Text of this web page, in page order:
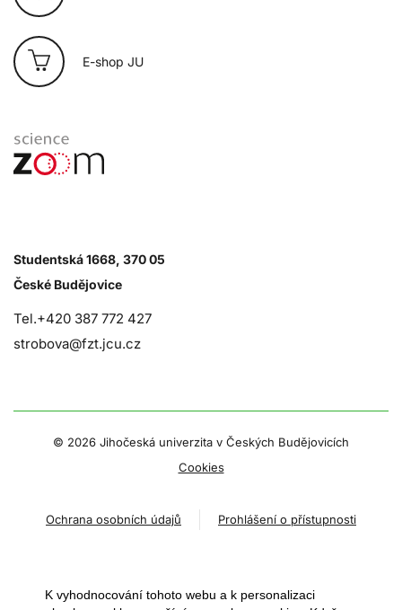
E-shop JU
Studentská 1668, 370 05
České Budějovice
Tel.+420 387 772 427
strobova@fzt.jcu.cz
© 2026 Jihočeská univerzita v Českých Budějovicích
Cookies
Ochrana osobních údajů Prohlášení o přístupnosti
K vyhodnocování tohoto webu a k personalizaci